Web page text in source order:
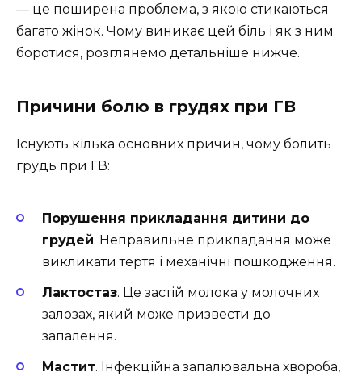
— це поширена проблема, з якою стикаються
багато жінок. Чому виникає цей біль і як з ним
боротися, розглянемо детальніше нижче.
Причини болю в грудях при ГВ
Існують кілька основних причин, чому болить
грудь при ГВ:
Порушення прикладання дитини до
грудей. Неправильне прикладання може
викликати тертя і механічні пошкодження.
Лактостаз. Це застій молока у молочних
залозах, який може призвести до
запалення.
Мастит. Інфекційна запалювальна хвороба,